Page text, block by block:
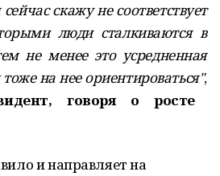
скажу не соответствует
люди сталкиваются в
не менее это усредненная
на нее ориентироваться",
говоря о росте
и направляет на